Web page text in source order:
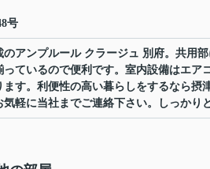
号
アンプルール クラージュ 別府。共用
ているので便利です。室内設備はエア
す。利便性の高い暮らしをするなら摂
軽に当社までご連絡下さい。しっかり